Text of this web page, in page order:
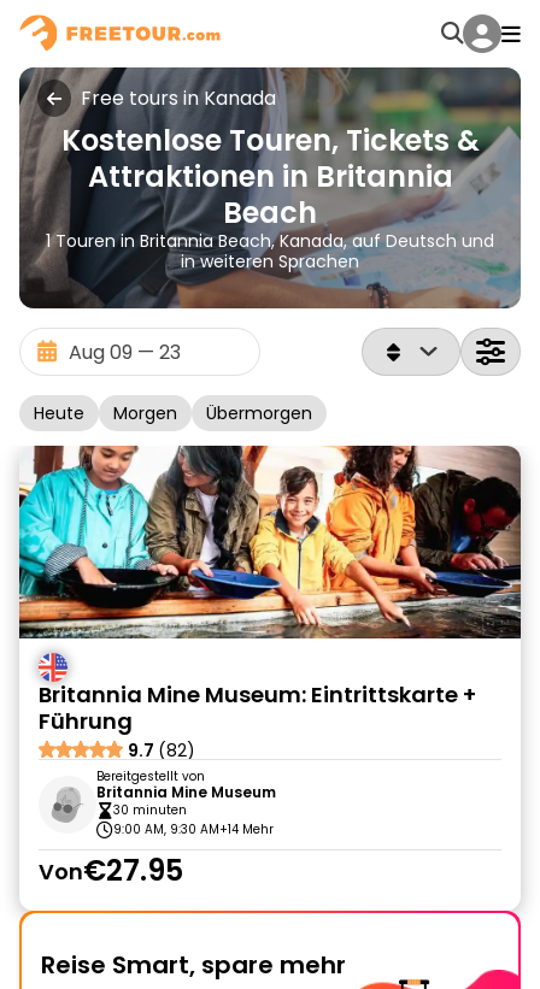
Free tours in Kanada
Kostenlose Touren, Tickets &
Attraktionen in Britannia
Beach
1 Touren in Britannia Beach, Kanada, auf Deutsch und
in weiteren Sprachen
Heute Morgen Übermorgen
Britannia Mine Museum: Eintrittskarte +
Führung
9.7 (82)
Bereitgestellt von
Britannia Mine Museum
30 minuten
9:00 AM, 9:30 AM+14 Mehr
Von€27.95
Reise Smart, spare mehr